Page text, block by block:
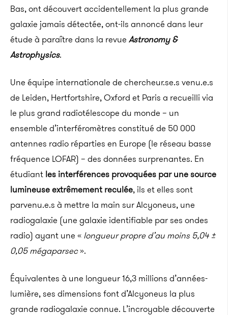
Bas, ont découvert accidentellement la plus grande
galaxie jamais détectée, ont-ils annoncé dans leur
étude à paraître dans la revue Astronomy &
Astrophysics.
Une équipe internationale de chercheur.se.s venu.e.s
de Leiden, Hertfortshire, Oxford et Paris a recueilli via
le plus grand radiotélescope du monde – un
ensemble d’interféromètres constitué de 50 000
antennes radio réparties en Europe (le réseau basse
fréquence LOFAR) – des données surprenantes. En
étudiant les interférences provoquées par une source
lumineuse extrêmement reculée, ils et elles sont
parvenu.e.s à mettre la main sur Alcyoneus, une
radiogalaxie (une galaxie identifiable par ses ondes
radio) ayant une « longueur propre d’au moins 5,04 ±
0,05 mégaparsec».
Équivalentes à une longueur 16,3 millions d’années-
lumière, ses dimensions font d’Alcyoneus la plus
grande radiogalaxie connue. L’incroyable découverte